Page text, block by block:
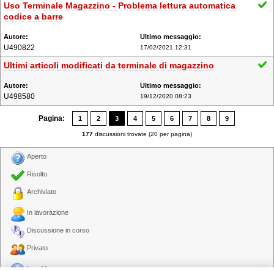
Uso Terminale Magazzino - Problema lettura automatica
codice a barre
U490822 17/02/2021 12:31
Ultimi articoli modificati da terminale di magazzino
U498580 19/12/2020 08:23
Pagina: 1 2 3 4 5 6 7 8 9
177 discussioni trovate (20 per pagina)
Aperto
Risolto
Archiviato
In lavorazione
Discussione in corso
Privato
In evidenza